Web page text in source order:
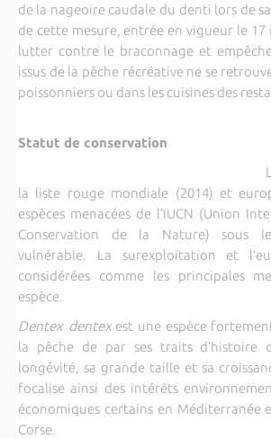
de la nageoire caudale du denti lors de
de cette mesure, entrée en vigueur le 17
lutter contre le braconnage et
issus de la pêche récréative ne se
poissonniers ou dans les cuisines des
Statut de conservation
la liste rouge mondiale (2014) et
espèces menacées de l’IUCN (Union
Conservation de la Nature) sous
vulnérable. La surexploitation et
considérées comme les principales
espèce.
Dentex dentexest une espèce
la pêche de par ses traits d’histoire
longévité, sa grande taille et sa
focalise ainsi des intérêts
économiques certains en Méditerranée
Corse.